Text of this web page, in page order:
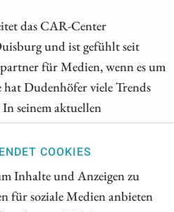
COOKIES
Inhalte und Anzeigen zu
für soziale Medien anbieten
das CAR-Center
und ist gefühlt seit
für Medien, wenn es um
Dudenhöfer viele Trends
seinem aktuellen
hat Dudenhöffer kein
und eine Neuerung
von der Elektrifizierung der
entscheiden kann – was